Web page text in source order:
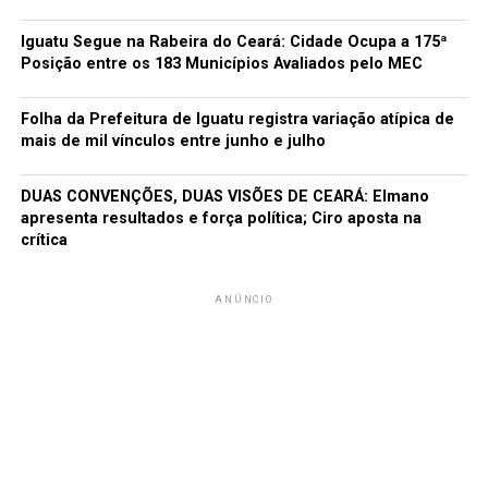
Iguatu Segue na Rabeira do Ceará: Cidade Ocupa a 175ª
Posição entre os 183 Municípios Avaliados pelo MEC
Folha da Prefeitura de Iguatu registra variação atípica de
mais de mil vínculos entre junho e julho
DUAS CONVENÇÕES, DUAS VISÕES DE CEARÁ: Elmano
apresenta resultados e força política; Ciro aposta na
crítica
ANÚNCIO